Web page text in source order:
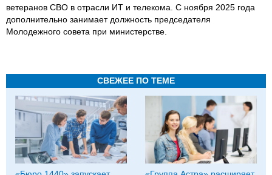
ветеранов СВО в отрасли ИТ и телекома. С ноября 2025 года
дополнительно занимает должность председателя
Молодежного совета при министерстве.
СВЕЖЕЕ ПО ТЕМЕ